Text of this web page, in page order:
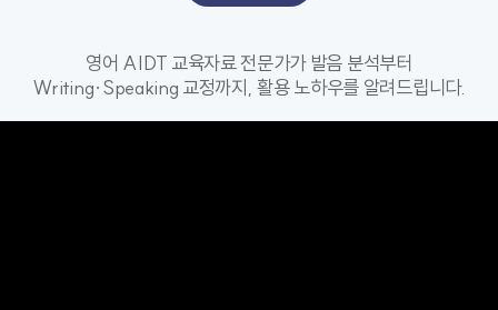
영어 AIDT 교육자료 전문가가 발음 분석부터